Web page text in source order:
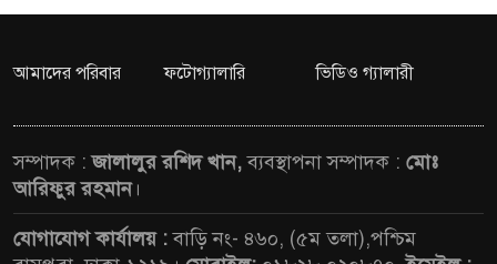
আমাদের পরিবার ফটোগ্যালারি ভিডিও গ্যালারী
সম্পাদক :জালালুর রশিদ খান,ব্যবস্থাপনা সম্পাদক : মোঃ
আরিফুর রহমান।
যোগাযোগ কার্যালয় :বাড়ি নং- ৪৬০, (৫ম তলা),পশ্চিম